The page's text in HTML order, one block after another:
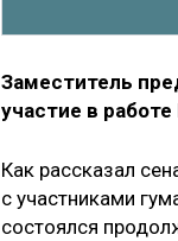
Заместитель
участие в
Как рассказал
с участниками
состоялся